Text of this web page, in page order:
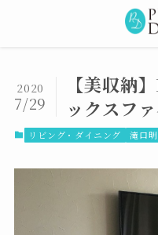
【美収納
ックスフ
2020
7/29
リビング・ダイニング 滝口